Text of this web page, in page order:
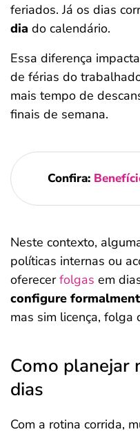
feriados. Já os dias
dia do calendário.
Essa diferença
de férias do
mais tempo de
finais de semana.
Confira:
Neste contexto,
políticas internas ou
oferecerfolgas em
configure
mas sim licença, folga
Como planejar
dias
Com a rotina corrida,